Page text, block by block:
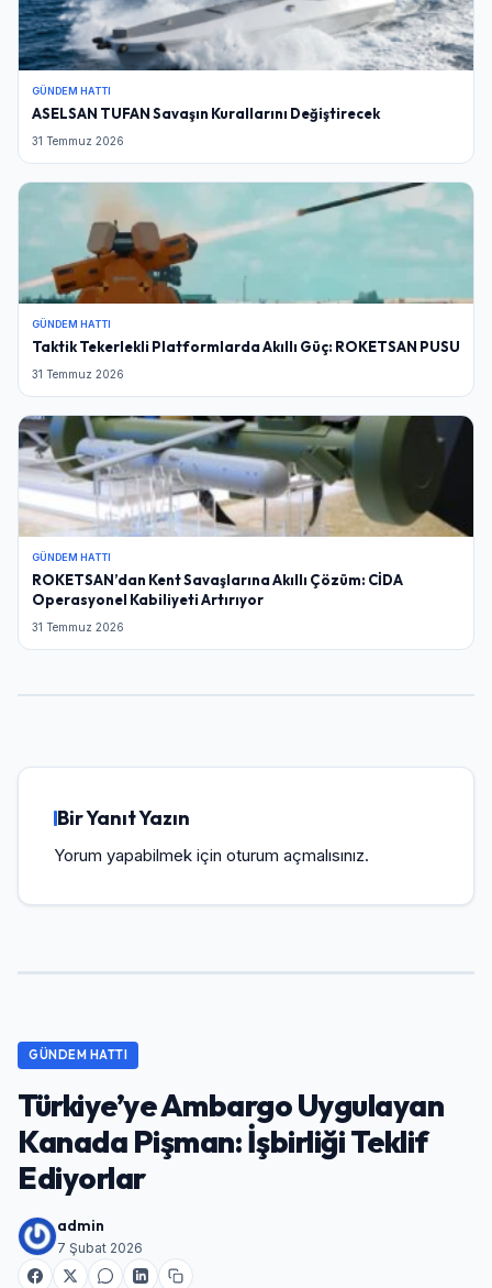
GÜNDEM HATTI
ASELSAN TUFAN Savaşın Kurallarını Değiştirecek
31 Temmuz 2026
GÜNDEM HATTI
Taktik Tekerlekli Platformlarda Akıllı Güç: ROKETSAN PUSU
31 Temmuz 2026
GÜNDEM HATTI
ROKETSAN’dan Kent Savaşlarına Akıllı Çözüm: CİDA
Operasyonel Kabiliyeti Artırıyor
31 Temmuz 2026
Bir Yanıt Yazın
Yorum yapabilmek için oturum açmalısınız.
GÜNDEM HATTI
Türkiye’ye Ambargo Uygulayan
Kanada Pişman: İşbirliği Teklif
Ediyorlar
admin
7 Şubat 2026
Şifre
Beni Hatırla Şifremi Unuttum